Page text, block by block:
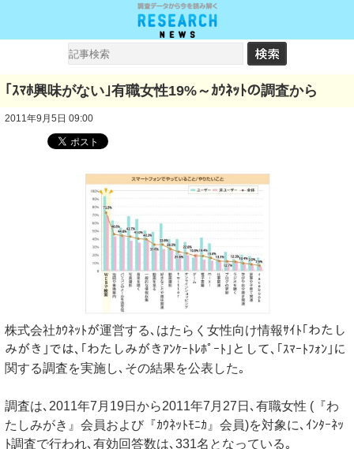
｢ｽﾏﾎ興味がない｣有職女性19%～ｶｳﾈｯﾄの調査から
2011年9月5日 09:00
株式会社ｶｳﾈｯﾄが運営する､はたらく女性向け情報ｻｲﾄ｢わたし
みがき｣では､｢わたしみがきｱﾝｹｰﾄﾚﾎﾟｰﾄ｣として､｢ｽﾏｰﾄﾌｫﾝ｣に
関する調査を実施し､その結果を公表した｡
調査は､2011年7月19日から2011年7月27日､有職女性 (『わ
たしみがき』会員および『ｶｳﾈｯﾄﾓﾆｶ』会員)を対象に､ｲﾝﾀｰﾈｯ
ﾄ調査で行われ､有効回答数は､331名となっている｡